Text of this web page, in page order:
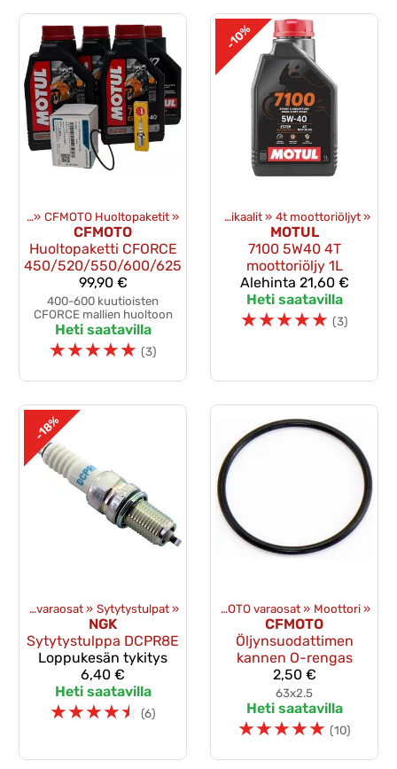
‪» CFMOTO Huoltopaketit ‪»
CFMOTO
Huoltopaketti CFORCE
450/520/550/600/625
99,90 €
400-600 kuutioisten
CFORCE mallien huoltoon
Heti saatavilla
☆☆☆☆☆ (3)
-10%
Tuotteet ‪» Öljyt ja kemikaalit ‪» 4t moottoriöljyt ‪»
MOTUL
7100 5W40 4T
moottoriöljy 1L
Alehinta 21,60 €
Heti saatavilla
☆☆☆☆☆ (3)
-18%
Sähkövaraosat ‪» Sytytystulpat ‪»
NGK
Sytytystulppa DCPR8E
Loppukesän tykitys
6,40 €
Heti saatavilla
☆☆☆☆☆ (6)
Varaosat ‪» Alkuperäiset varaosat CFMOTO varaosat ‪» Moottori ‪»
CFMOTO
Öljynsuodattimen
kannen O-rengas
2,50 €
63x2.5
Heti saatavilla
☆☆☆☆☆ (10)